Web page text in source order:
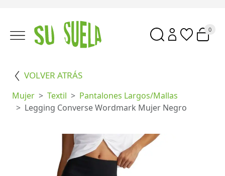
0
VOLVER ATRÁS
Mujer Textil
Pantalones Largos/mallas
Legging Converse Wordmark Mujer Negro